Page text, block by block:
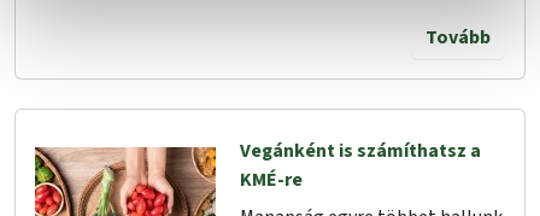
Tovább
Vegánként is számíthatsz a
KMÉ-re